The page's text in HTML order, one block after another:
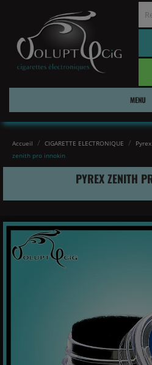
MENU
Accueil CIGARETTE ELECTRONIQUE
zenith pro innokin
PYREX ZENITH